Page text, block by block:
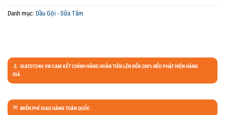
Danh mục: Dầu Gội - Sữa Tắm
GIATOT24H.VN CAM KẾT CHÍNH HÃNG HOÀN TIỀN LÊN ĐẾN 200% NẾU PHÁT HIỆN HÀNG
GIẢ
MIỄN PHÍ GIAO HÀNG TOÀN QUỐC .